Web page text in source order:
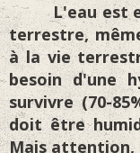
L'eau est
terrestre,
à la vie
besoin d'une
survivre (70-
doit être
Mais attention,